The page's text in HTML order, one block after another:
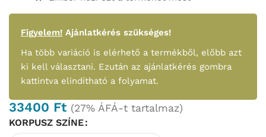
Figyelem! Ajánlatkérés szükséges!
Ha több variáció is elérhető a termékből, előbb azt
ki kell választani. Ezután az ajánlatkérés gombra
kattintva elindítható a folyamat.
33400 Ft (27% ÁFÁ-t tartalmaz)
KORPUSZ SZÍNE